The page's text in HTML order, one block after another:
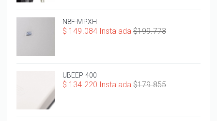
N8F-MPXH
$ 149.084 Instalada $199.773
UBEEP 400
$ 134.220 Instalada $179.855